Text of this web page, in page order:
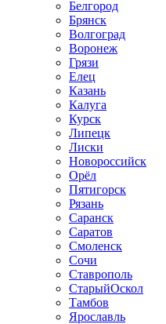
Белгород
Брянск
Волгоград
Воронеж
Грязи
Елец
Казань
Калуга
Курск
Липецк
Лиски
Новороссийск
Орёл
Пятигорск
Рязань
Саранск
Саратов
Смоленск
Сочи
Ставрополь
СтарыйОскол
Тамбов
Ярославль